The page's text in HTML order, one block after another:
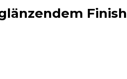
Finish